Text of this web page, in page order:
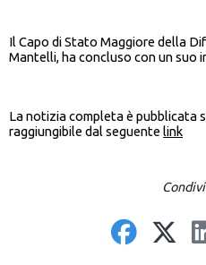
Il Capo di Stato Maggiore della
Mantelli, ha concluso con un suo
La notizia completa è pubblicata
raggiungibile dal seguente link